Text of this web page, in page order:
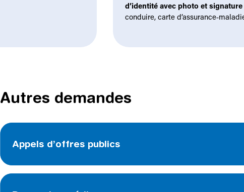
d’identité avec photo et signature
conduire, carte
Autres demandes
Appels d’offres publics